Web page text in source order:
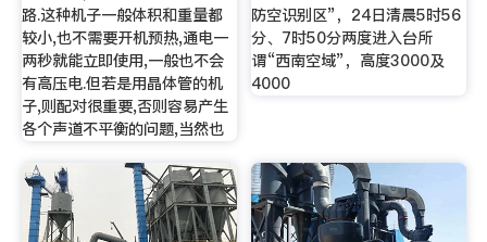
路.这种机子一般体积和重量都
较小,也不需要开机预热,通电一
两秒就能立即使用,一般也不会
有高压电.但若是用晶体管的机
子,则配对很重要,否则容易产生
各个声道不平衡的问题,当然也
防空识别区”，24日清晨5时56
分、7时50分两度进入台所
谓“西南空域”，高度3000及
4000